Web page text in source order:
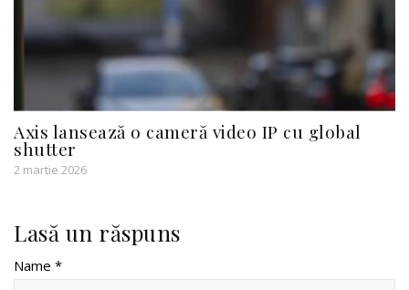
Axis lansează o cameră video IP cu global
shutter
2 martie 2026
Lasă un răspuns
Name *